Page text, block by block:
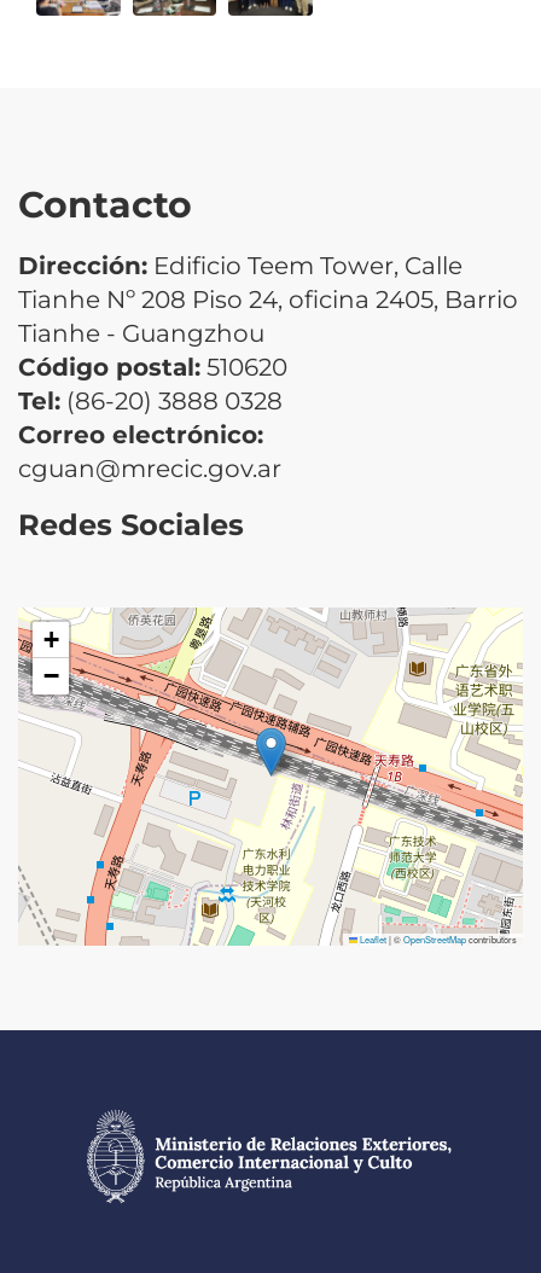
Contacto
Dirección: Edificio Teem Tower, Calle
Tianhe Nº 208 Piso 24, oficina 2405, Barrio
Tianhe - Guangzhou
Código postal: 510620
Tel: (86-20) 3888 0328
Correo electrónico:
cguan@mrecic.gov.ar
Redes Sociales
+
−
Leaflet|©OpenStreetMapcontributors